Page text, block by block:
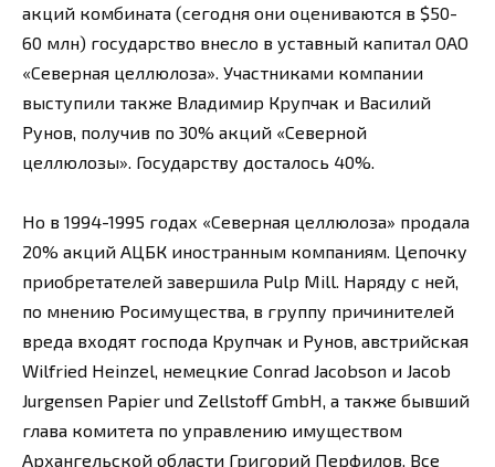
акций комбината (сегодня они оцениваются в $50-
60 млн) государство внесло в уставный капитал ОАО
«Северная целлюлоза». Участниками компании
выступили также Владимир Крупчак и Василий
Рунов, получив по 30% акций «Северной
целлюлозы». Государству досталось 40%.
Но в 1994-1995 годах «Северная целлюлоза» продала
20% акций АЦБК иностранным компаниям. Цепочку
приобретателей завершила Pulp Mill. Наряду с ней,
по мнению Росимущества, в группу причинителей
вреда входят господа Крупчак и Рунов, австрийская
Wilfried Heinzel, немецкие Conrad Jacobson и Jacob
Jurgensen Papier und Zellstoff GmbH, а также бывший
глава комитета по управлению имуществом
Архангельской области Григорий Перфилов. Все